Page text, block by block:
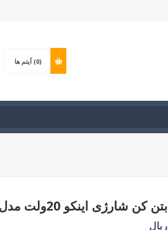
(0) آیتم ها
بتن کن شارژی اینکو 20ولت مدل: CRHLI201881
ریال